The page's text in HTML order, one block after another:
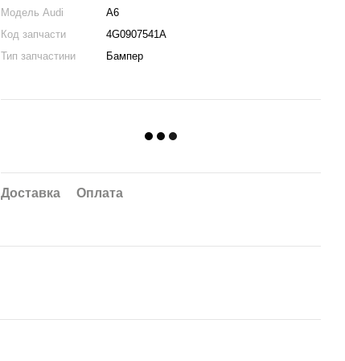
Модель Audi
А6
Код запчасти
4G0907541A
Тип запчастини
Бампер
Доставка Оплата